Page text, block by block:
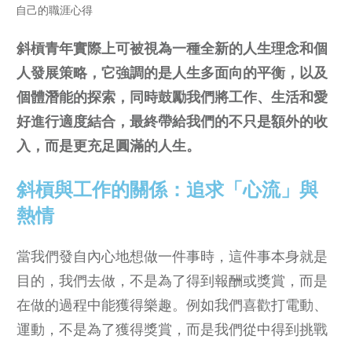
自己的職涯心得
斜槓青年實際上可被視為一種全新的人生理念和個
人發展策略，它強調的是人生多面向的平衡，以及
個體潛能的探索，同時鼓勵我們將工作、生活和愛
好進行適度結合，最終帶給我們的不只是額外的收
入，而是更充足圓滿的人生。
斜槓與工作的關係：追求「心流」與
熱情
當我們發自內心地想做一件事時，這件事本身就是
目的，我們去做，不是為了得到報酬或獎賞，而是
在做的過程中能獲得樂趣。例如我們喜歡打電動、
運動，不是為了獲得獎賞，而是我們從中得到挑戰